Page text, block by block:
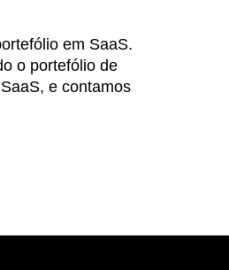
em SaaS.
o portefólio de
e contamos